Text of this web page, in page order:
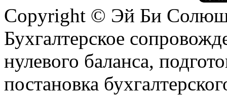
Copyright © Эй Би
Бухгалтерское
нулевого баланса,
постановка